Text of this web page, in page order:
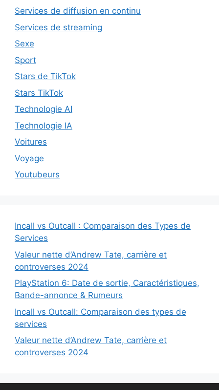
Services de diffusion en continu
Services de streaming
Sexe
Sport
Stars de TikTok
Stars TikTok
Technologie AI
Technologie IA
Voitures
Voyage
Youtubeurs
Incall vs Outcall : Comparaison des Types de
Services
Valeur nette d’Andrew Tate, carrière et
controverses 2024
PlayStation 6: Date de sortie, Caractéristiques,
Bande-annonce & Rumeurs
Incall vs Outcall: Comparaison des types de
services
Valeur nette d’Andrew Tate, carrière et
controverses 2024